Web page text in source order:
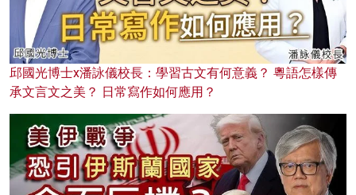
邱國光博士x潘詠儀校長：學習古文有何意義？ 粵語怎樣傳
承文言文之美？ 日常寫作如何應用？